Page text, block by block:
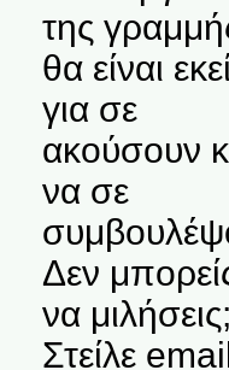
της
θα είναι
για σε
ακούσουν
να σε
Δεν
να μιλήσεις;
Στείλε